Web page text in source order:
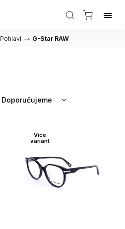
Pohlaví / G-Star RAW
Doporučujeme
Nejdražší
Abecedně
Více
variant